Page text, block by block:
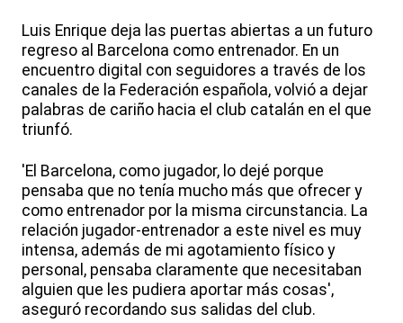
Luis Enrique deja las puertas abiertas a un futuro
regreso al Barcelona como entrenador. En un
encuentro digital con seguidores a través de los
canales de la Federación española, volvió a dejar
palabras de cariño hacia el club catalán en el que
triunfó.
'El Barcelona, como jugador, lo dejé porque
pensaba que no tenía mucho más que ofrecer y
como entrenador por la misma circunstancia. La
relación jugador-entrenador a este nivel es muy
intensa, además de mi agotamiento físico y
personal, pensaba claramente que necesitaban
alguien que les pudiera aportar más cosas',
aseguró recordando sus salidas del club.